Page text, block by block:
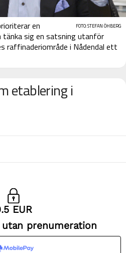
FOTO: STEFAN ÖHBERG
en
tänka sig en satsning utanför
raffinaderiområde i Nådendal ett
etablering i